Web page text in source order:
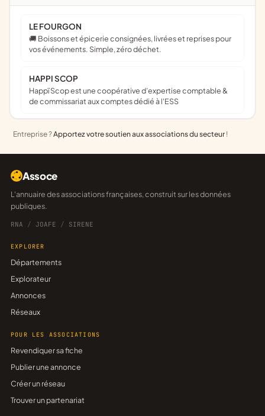
LE FOURGON
🚚 Boissons et épicerie consignées, livrées et reprises pour
vos événements. Simple, zéro déchet.
HAPPI SCOP
Happï Scop est une coopérative d’expertise comptable &
de commissariat aux comptes dédié à l'ESS
Entreprise ?Apportez votre soutien aux associations du secteur !
Assoce
L'annuaire des associations françaises, construit sur les données
publiques.
RNA / JOAFE / SIRENE
EXPLORER
Départements
Explorateur
Annonces
Réseaux
POUR LES ASSOCIATIONS
Revendiquer sa fiche
Publier une annonce
Créer un réseau
Trouver un partenariat